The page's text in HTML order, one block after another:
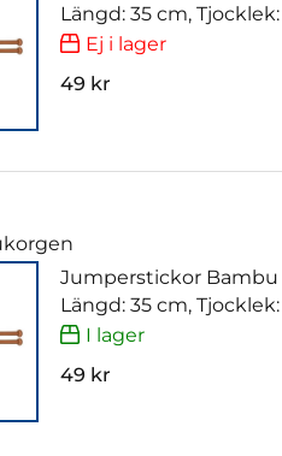
Längd: 35 cm,
Ej i lager
49 kr
Jumperstickor Bambu
Längd: 35 cm,
I lager
49 kr